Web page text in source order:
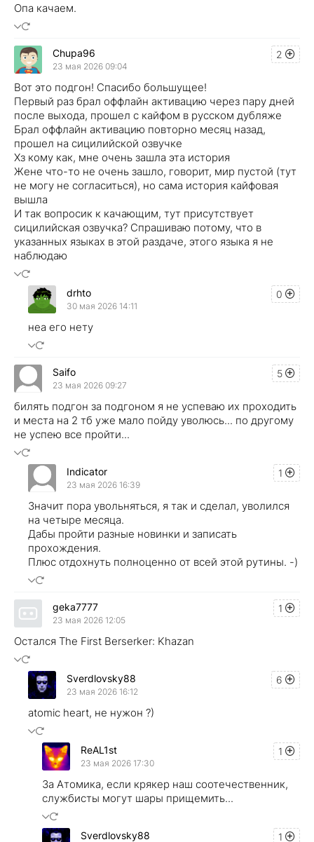
Опа качаем.
2
Chupa96
23 мая 2026 09:04
Вот это подгон! Спасибо большущее!
Первый раз брал оффлайн активацию через пару дней
после выхода, прошел с кайфом в русском дубляже
Брал оффлайн активацию повторно месяц назад,
прошел на сицилийской озвучке
Хз кому как, мне очень зашла эта история
Жене что-то не очень зашло, говорит, мир пустой (тут
не могу не согласиться), но сама история кайфовая
вышла
И так вопросик к качающим, тут присутствует
сицилийская озвучка? Спрашиваю потому, что в
указанных языках в этой раздаче, этого языка я не
наблюдаю
0
drhto
30 мая 2026 14:11
неа его нету
5
Saifo
23 мая 2026 09:27
билять подгон за подгоном я не успеваю их проходить
и места на 2 тб уже мало пойду уволюсь... по другому
не успею все пройти...
1
Indicator
23 мая 2026 16:39
Значит пора увольняться, я так и сделал, уволился
на четыре месяца.
Дабы пройти разные новинки и записать
прохождения.
Плюс отдохнуть полноценно от всей этой рутины. -)
1
geka7777
23 мая 2026 12:05
Остался The First Berserker: Khazan
6
Sverdlovsky88
23 мая 2026 16:12
atomic heart, не нужон ?)
1
ReAL1st
23 мая 2026 17:30
За Атомика, если крякер наш соотечественник,
службисты могут шары прищемить...
1
Sverdlovsky88